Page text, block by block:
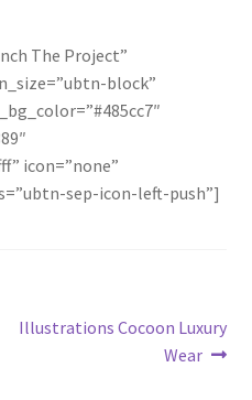
The Project”
block”
icon=”none”
sep-icon-left-push”]
Next
Illustrations Cocoon Luxury
Wear